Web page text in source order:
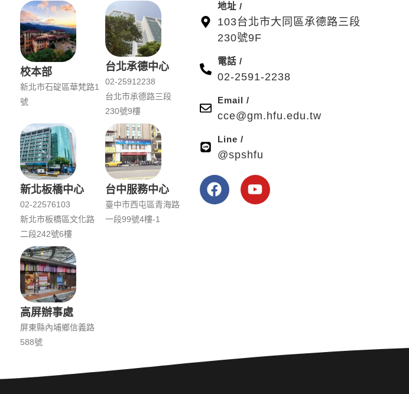
校本部
新北市石碇區華梵路1
號
台北承德中心
02-25912238
台北市承德路三段
230號9樓
新北板橋中心
02-22576103
新北市板橋區文化路
二段242號6樓
台中服務中心
臺中市西屯區青海路
一段99號4樓-1
高屏辦事處
屏東縣內埔鄉信義路
588號
地址 /
103台北市大同區承德路三段
230號9F
電話 /
02-2591-2238
Email /
cce@gm.hfu.edu.tw
Line /
@spshfu